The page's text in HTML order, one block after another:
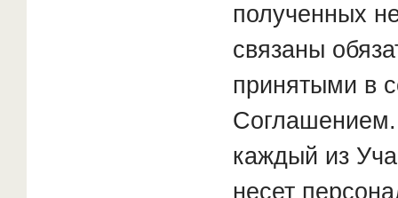
полученных
связаны
принятыми в
каждый из
несет